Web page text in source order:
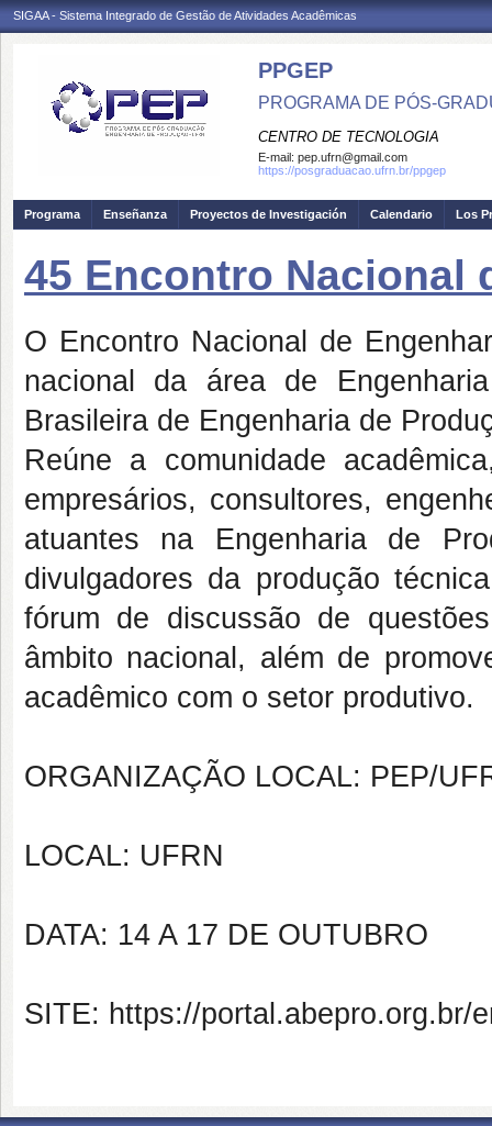
SIGAA - Sistema Integrado de Gestão de Atividades Acadêmicas
PPGEP
PROGRAMA DE PÓS-
CENTRO DE TECNOLOGIA
E-mail: pep.ufrn@gmail.com
https://posgraduacao.ufrn.br/ppgep
Programa Enseñanza Proyectos de Investigación Calendario Los
45 Encontro Nacional
O Encontro Nacional de
nacional da área de
Brasileira de Engenharia de
Reúne a comunidade
empresários, consultores,
atuantes na Engenharia de
divulgadores da produção
fórum de discussão de
âmbito nacional, além de
acadêmico com o setor produtivo.
ORGANIZAÇÃO LOCAL: PEP/
LOCAL: UFRN
DATA: 14 A 17 DE OUTUBRO
SITE: https://portal.abepro.org.br/